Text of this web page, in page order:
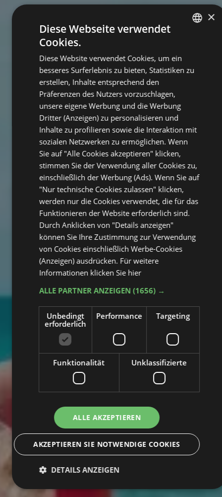
×
Diese Webseite verwendet
Cookies.
Diese Website verwendet Cookies, um ein
besseres Surferlebnis zu bieten, Statistiken zu
erstellen, Inhalte entsprechend den
Präferenzen des Nutzers vorzuschlagen,
unsere eigene Werbung und die Werbung
Dritter (Anzeigen) zu personalisieren und
Inhalte zu profilieren sowie die Interaktion mit
sozialen Netzwerken zu ermöglichen. Wenn
Sie auf "Alle Cookies akzeptieren" klicken,
stimmen Sie der Verwendung aller Cookies zu,
einschließlich der Werbung (Ads). Wenn Sie auf
"Nur technische Cookies zulassen" klicken,
werden nur die Cookies verwendet, die für das
Funktionieren der Website erforderlich sind.
Durch Anklicken von "Details anzeigen"
können Sie Ihre Zustimmung zur Verwendung
von Cookies einschließlich Werbe-Cookies
(Anzeigen) ausdrücken. Für weitere
Informationen klicken Sie hier
ALLE PARTNER ANZEIGEN (1656) →
Unbedingt
erforderlich
Performance Targeting
Funktionalität Unklassifizierte
ALLE AKZEPTIEREN
AKZEPTIEREN SIE NOTWENDIGE COOKIES
DETAILS ANZEIGEN